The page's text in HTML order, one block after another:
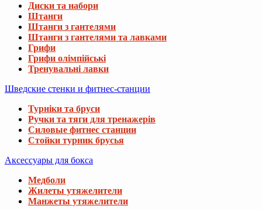
Диски та набори
Штанги
Штанги з гантелями
Штанги з гантелями та лавками
Грифи
Грифи олімпійські
Тренувальні лавки
Шведские стенки и фитнес-станции
Турніки та бруси
Ручки та тяги для тренажерів
Силовые фитнес станции
Стойки турник брусья
Аксессуары для бокса
Медболи
Жилеты утяжелители
Манжеты утяжелители